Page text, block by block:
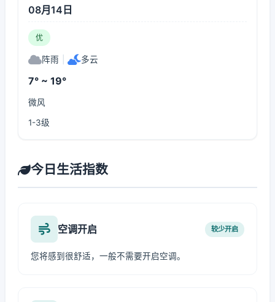
08月14日
优
阵雨 多云
7° ~ 19°
微风
1-3级
今日生活指数
空调开启 较少开启
您将感到很舒适，一般不需要开启空调。